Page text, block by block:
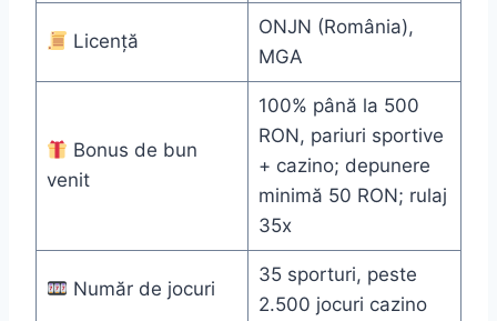
Licență
ONJN (România),
MGA
Bonus de bun
venit
100% până la 500
RON, pariuri sportive
+ cazino; depunere
minimă 50 RON; rulaj
35x
Număr de jocuri
35 sporturi, peste
2.500 jocuri cazino